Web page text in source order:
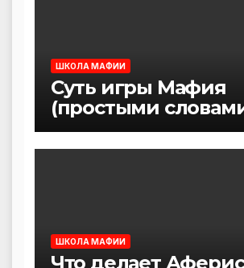
ШКОЛА МАФИИ
Суть игры Мафия
(простыми
ШКОЛА МАФИИ
Что делает